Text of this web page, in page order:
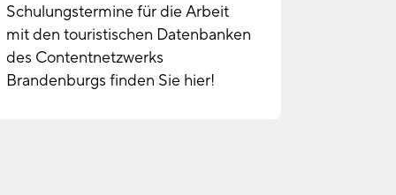
Schulungstermine für die Arbeit
mit den touristischen Datenbanken
des Contentnetzwerks
Brandenburgs finden Sie hier!